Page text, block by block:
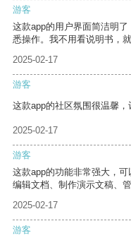
游客
这款app的用户界面简洁明
悉操作。我不用看说明书，
2025-02-17
游客
这款app的社区氛围很温馨，
2025-02-17
游客
这款app的功能非常强大，
编辑文档、制作演示文稿、
2025-02-17
游客